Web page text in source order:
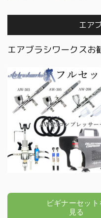
エア
エアブラシワークスお